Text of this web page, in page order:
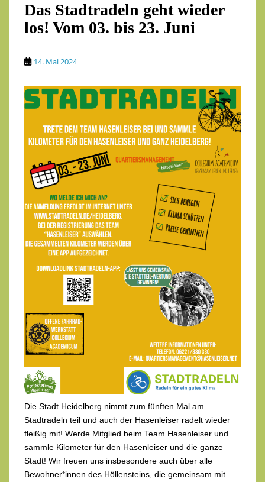
Das Stadtradeln geht wieder
los! Vom 03. bis 23. Juni
14. Mai 2024
Die Stadt Heidelberg nimmt zum fünften Mal am
Stadtradeln teil und auch der Hasenleiser radelt wieder
fleißig mit! Werde Mitglied beim Team Hasenleiser und
sammle Kilometer für den Hasenleiser und die ganze
Stadt! Wir freuen uns insbesondere auch über alle
Bewohner*innen des Höllensteins, die gemeinsam mit